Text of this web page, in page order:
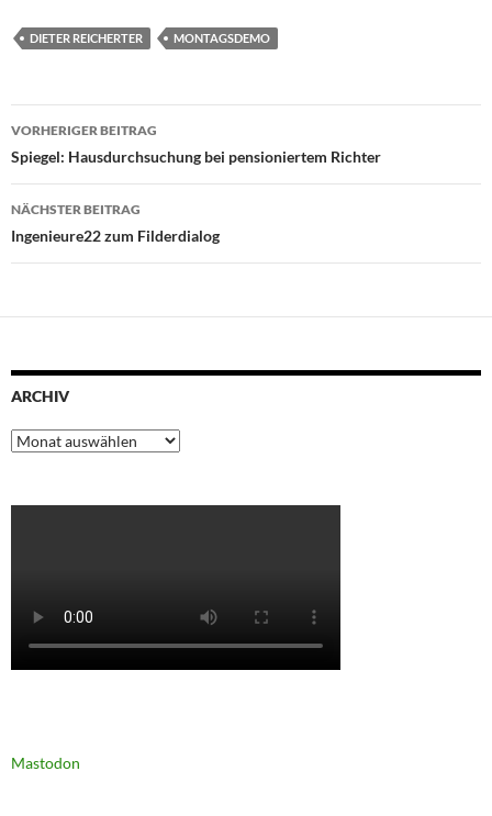
DIETER REICHERTER MONTAGSDEMO
Beitragsnavigation
VORHERIGER BEITRAG
Spiegel: Hausdurchsuchung bei pensioniertem Richter
NÄCHSTER BEITRAG
Ingenieure22 zum Filderdialog
ARCHIV
Archiv
Mastodon